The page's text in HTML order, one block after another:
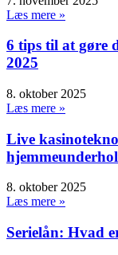
Læs mere »
6 tips til at gøre
2025
8. oktober 2025
Læs mere »
Live
8. oktober 2025
Læs mere »
Serielån: Hvad